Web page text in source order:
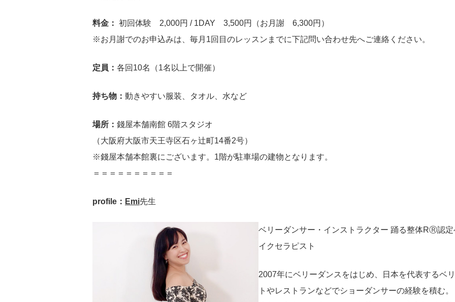
料金： 初回体験 2,000円 / 1DAY 3,500円（お月謝 6,300円）
※お月謝でのお申込みは、毎月1回目のレッスンまでに下記問い合わせ先へご連絡ください。
定員： 各回10名（1名以上で開催）
持ち物： 動きやすい服装、タオル、水など
場所： 錢屋本舗南館 6階スタジオ
（大阪府大阪市天王寺区石ヶ辻町14番2号）
※錢屋本舗本館裏にございます。1階が駐車場の建物となります。
＝＝＝＝＝＝＝＝＝＝
profile： Emi先生
ベリーダンサー・インストラクター 踊る整体RⓇ認
イクセラピスト
2007年にベリーダンスをはじめ、日本を代表するベ
トやレストランなどでショーダンサーの経験を積む